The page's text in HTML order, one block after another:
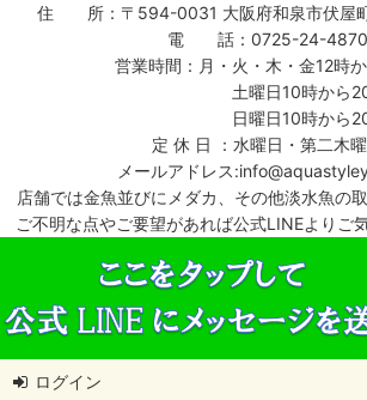
住 所：〒594-0031 大阪府和泉市伏屋
電 話：0725-24-4870
営業時間：月・火・木・金12時
土曜日10時から20
日曜日10時から20
定 休 日 ：水曜日・第二木
メールアドレス
店舗では金魚並びにメダカ、その他淡水魚の
ご不明な点やご要望があれば公式LINEよりご
ログイン